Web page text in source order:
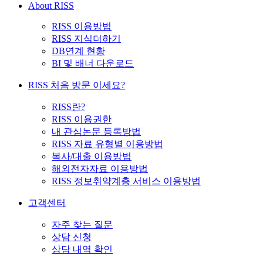
About RISS
RISS 이용방법
RISS 지식더하기
DB연계 현황
BI 및 배너 다운로드
RISS 처음 방문 이세요?
RISS란?
RISS 이용권한
내 관심논문 등록방법
RISS 자료 유형별 이용방법
복사/대출 이용방법
해외전자자료 이용방법
RISS 정보취약계층 서비스 이용방법
고객센터
자주 찾는 질문
상담 신청
상담 내역 확인